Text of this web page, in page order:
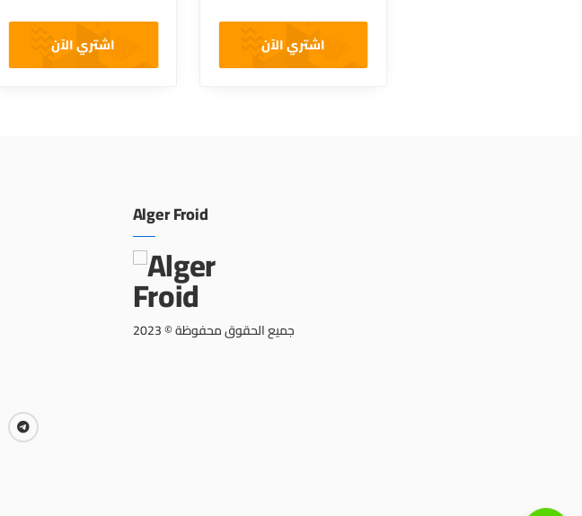
اشتري الآن اشتري الآن
Alger Froid
جميع الحقوق محفوظة © 2023